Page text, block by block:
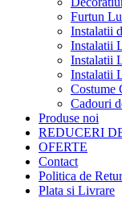
Furtun
Instalatii
Instalatii
Instalatii
Instalatii
Costume
Cadouri
Produse noi
REDUCERI
OFERTE
Contact
Politica de Retur
Plata si Livrare